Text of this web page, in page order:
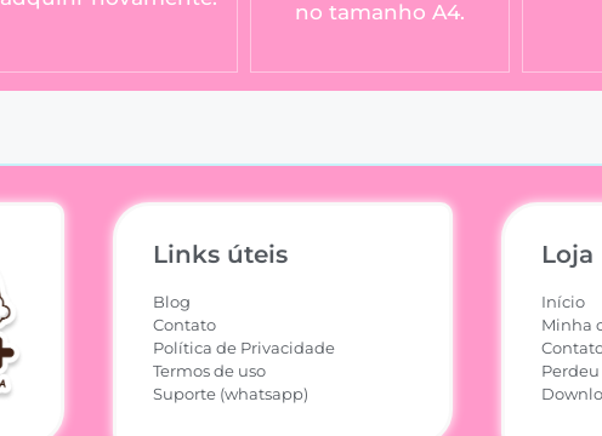
no tamanho A4.
Links úteis
Blog
Contato
Política de Privacidade
Termos de uso
Suporte (whatsapp)
Loja
Início
Minha
Perdeu